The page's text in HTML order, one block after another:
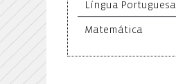
Língua Portuguesa
Matemática